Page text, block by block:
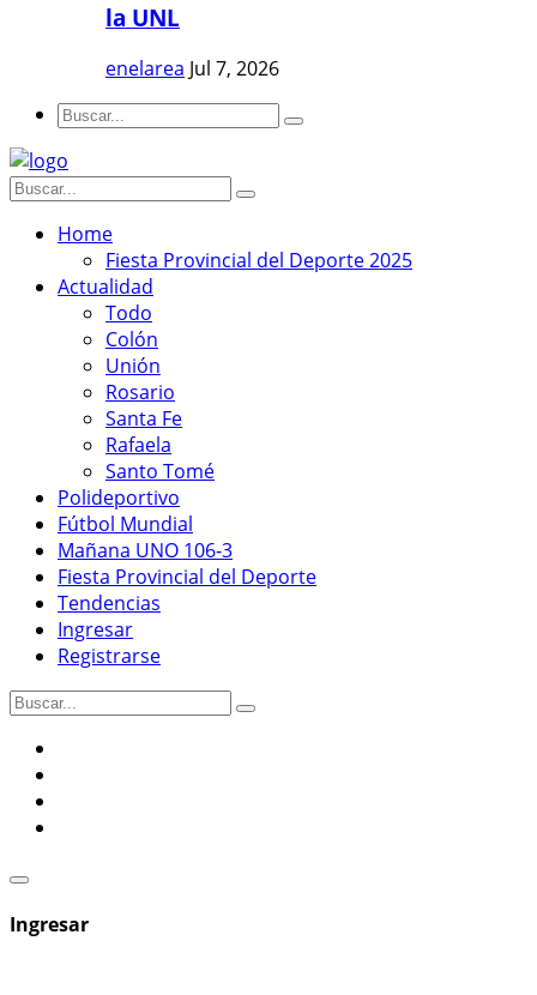
la UNL
enelarea Jul 7, 2026
Home
Fiesta Provincial del Deporte 2025
Actualidad
Todo
Colón
Unión
Rosario
Santa Fe
Rafaela
Santo Tomé
Polideportivo
Fútbol Mundial
Mañana UNO 106-3
Fiesta Provincial del Deporte
Tendencias
Ingresar
Registrarse
Ingresar